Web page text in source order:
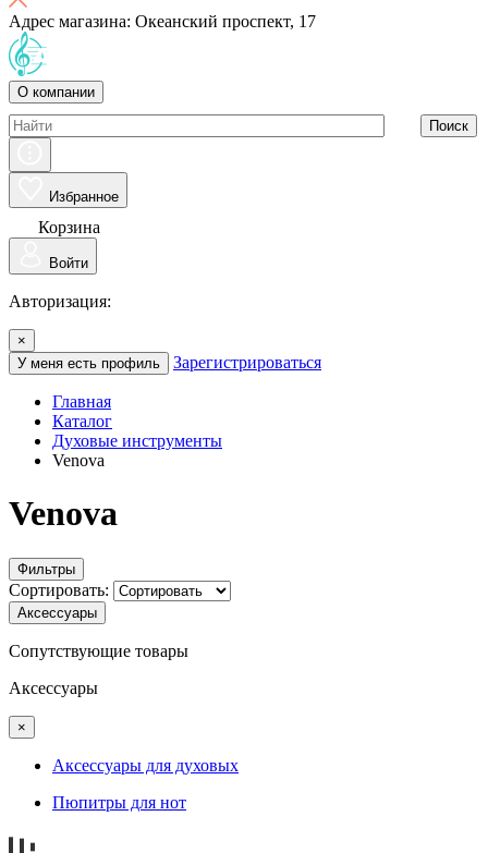
Адрес магазина: Океанский проспект, 17
О компании
Поиск
Избранное
Корзина
Войти
Авторизация:
×
У меня есть профиль
Зарегистрироваться
Главная
Каталог
Духовые инструменты
Venova
Venova
Фильтры
Сортировать:
Аксессуары
Сопутствующие товары
Аксессуары
×
Аксессуары для духовых
Пюпитры для нот